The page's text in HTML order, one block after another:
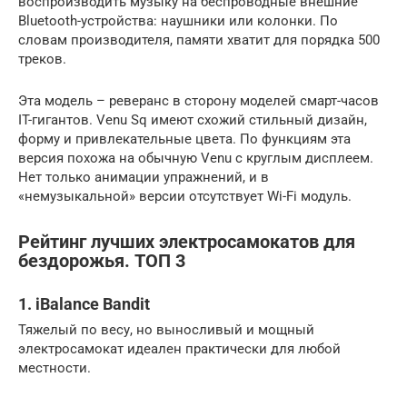
Bluetooth-устройства: наушники или колонки. По
словам производителя, памяти хватит для порядка 500
треков.
Эта модель – реверанс в сторону моделей смарт-часов
IT-гигантов. Venu Sq имеют схожий стильный дизайн,
форму и привлекательные цвета. По функциям эта
версия похожа на обычную Venu с круглым дисплеем.
Нет только анимации упражнений, и в
«немузыкальной» версии отсутствует Wi-Fi модуль.
Рейтинг лучших электросамокатов для
бездорожья. ТОП 3
1. iBalance Bandit
Тяжелый по весу, но выносливый и мощный
электросамокат идеален практически для любой
местности.